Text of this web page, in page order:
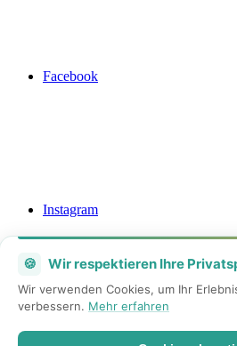
Facebook
Instagram
🍪 Wir respektieren Ihre
Wir verwenden Cookies, um Ihr
verbessern. Mehr erfahren